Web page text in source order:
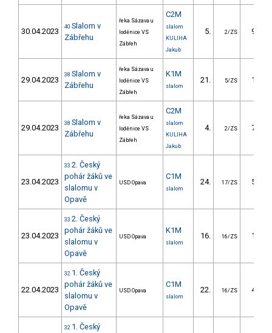
30.04.2023 40 Slalom v
Zábřehu
řeka Sázava u
loděnice VS
Zábřeh
C2M
slalom
KULIHA
Jakub
5. 2/ZS 97.10
29.04.2023
38 Slalom v
Zábřehu
řeka Sázava u
loděnice VS
Zábřeh
K1M
slalom
21. 5/ZS 19.20
29.04.2023 38 Slalom v
Zábřehu
řeka Sázava u
loděnice VS
Zábřeh
C2M
slalom
KULIHA
Jakub
4. 2/ZS 77.70
23.04.2023
33 2. Český
pohár žáků ve
slalomu v
Opavě
USD Opava
C1M
slalom
24. 17/ZS 50.01
23.04.2023
33 2. Český
pohár žáků ve
slalomu v
Opavě
USD Opava
K1M
slalom
16. 16/ZS 12.51
22.04.2023
32 1. Český
pohár žáků ve
slalomu v
Opavě
USD Opava
C1M
slalom
22. 16/ZS 45.83
32 1. Český